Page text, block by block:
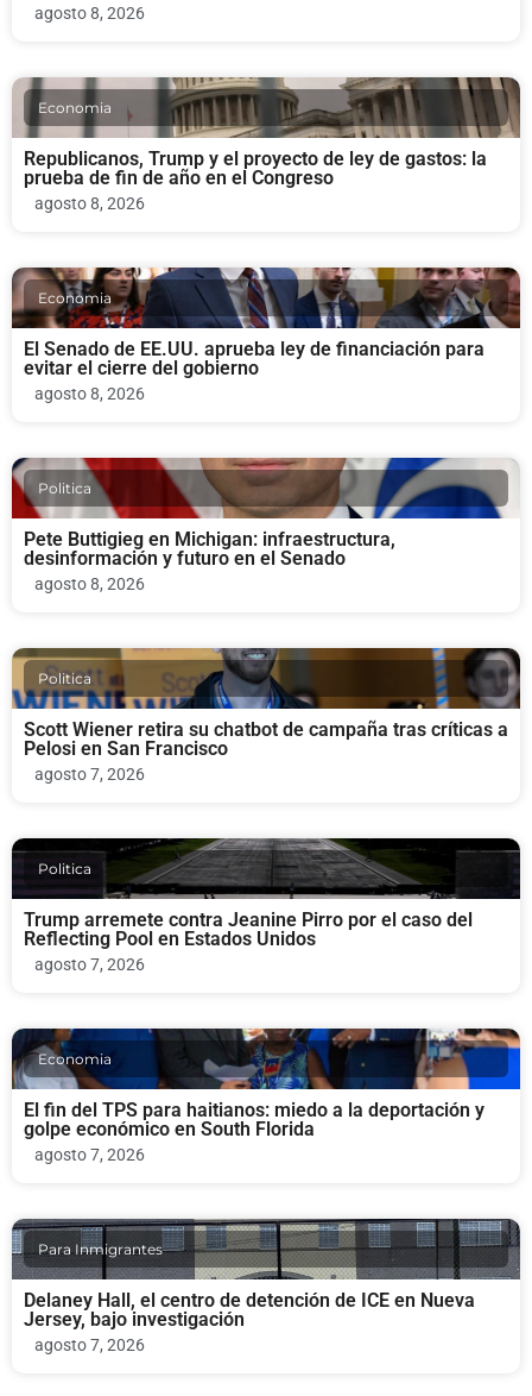
agosto 8, 2026
Economia
Republicanos, Trump y el proyecto de ley de gastos: la
prueba de fin de año en el Congreso
agosto 8, 2026
Economia
El Senado de EE.UU. aprueba ley de financiación para
evitar el cierre del gobierno
agosto 8, 2026
Politica
Pete Buttigieg en Michigan: infraestructura,
desinformación y futuro en el Senado
agosto 8, 2026
Politica
Scott Wiener retira su chatbot de campaña tras críticas a
Pelosi en San Francisco
agosto 7, 2026
Politica
Trump arremete contra Jeanine Pirro por el caso del
Reflecting Pool en Estados Unidos
agosto 7, 2026
Economia
El fin del TPS para haitianos: miedo a la deportación y
golpe económico en South Florida
agosto 7, 2026
Para Inmigrantes
Delaney Hall, el centro de detención de ICE en Nueva
Jersey, bajo investigación
agosto 7, 2026